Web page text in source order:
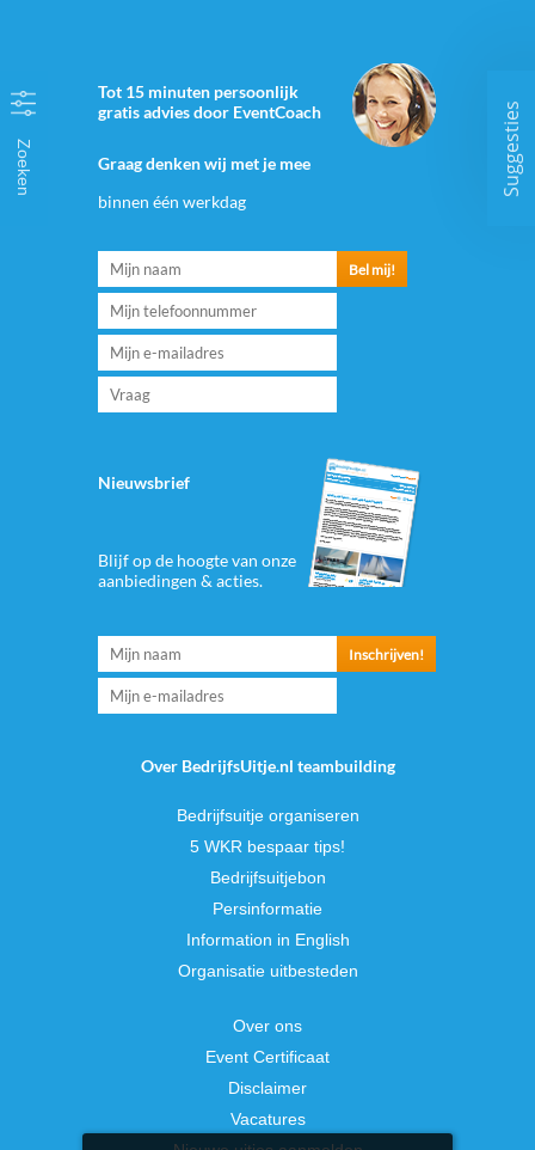
Zoeken
Tot 15 minuten persoonlijk
gratis advies door EventCoach
Graag denken wij met je mee
binnen één werkdag
Nieuwsbrief
Blijf op de hoogte van onze
aanbiedingen & acties.
Over BedrijfsUitje.nl teambuilding
Bedrijfsuitje organiseren
5 WKR bespaar tips!
Bedrijfsuitjebon
Persinformatie
Information in English
Organisatie uitbesteden
Over ons
Event Certificaat
Disclaimer
Vacatures
Suggesties